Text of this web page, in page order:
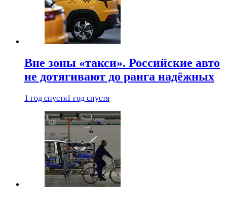
Вне зоны «такси». Российские авто
не дотягивают до ранга надёжных
1 год спустя1 год спустя